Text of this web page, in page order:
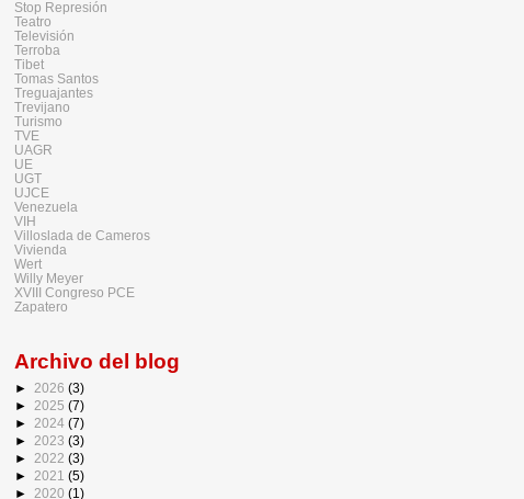
Stop Represión
Teatro
Televisión
Terroba
Tibet
Tomas Santos
Treguajantes
Trevijano
Turismo
TVE
UAGR
UE
UGT
UJCE
Venezuela
VIH
Villoslada de Cameros
Vivienda
Wert
Willy Meyer
XVIII Congreso PCE
Zapatero
Archivo del blog
► 2026 (3)
► 2025 (7)
► 2024 (7)
► 2023 (3)
► 2022 (3)
► 2021 (5)
► 2020 (1)